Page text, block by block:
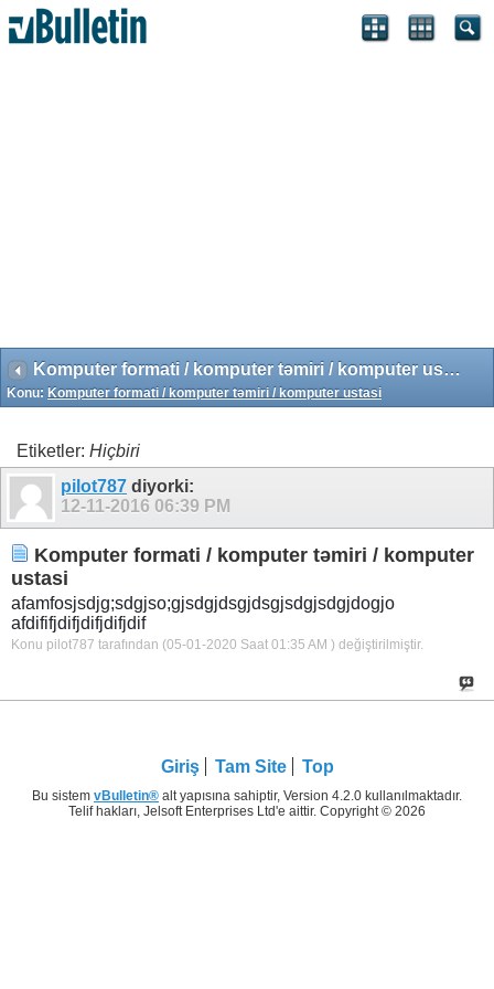
Komputer formati / komputer təmiri / komputer ustasi
Konu: Komputer formati / komputer təmiri / komputer ustasi
Etiketler: Hiçbiri
pilot787 diyorki:
12-11-2016 06:39 PM
Komputer formati / komputer təmiri / komputer
ustasi
afamfosjsdjg;sdgjso;gjsdgjdsgjdsgjsdgjsdgjdogjo
afdififjdifjdifjdifjdif
Konu pilot787 tarafından (05-01-2020 Saat 01:35 AM ) değiştirilmiştir.
Giriş Tam Site Top
Bu sistem vBulletin® alt yapısına sahiptir, Version 4.2.0 kullanılmaktadır.
Telif hakları, Jelsoft Enterprises Ltd'e aittir. Copyright © 2026
Search Engine Optimization by vBSEO 3.6.1 ©2011, Crawlability,